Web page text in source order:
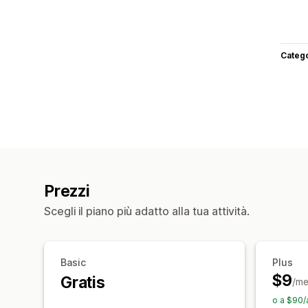
Prezzi
Scegli il piano più adatto alla tua attività.
Basic
Gratis
Plus
$9/
o a $90/